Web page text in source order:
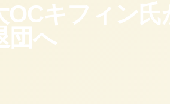
OCキフィン
団へ